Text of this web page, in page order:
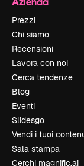
Prezzi
Chi siamo
Recensioni
Lavora con noi
Cerca tendenze
Blog
Eventi
Slidesgo
Vendi i tuoi
Sala stampa
Cerchi magnific.ai